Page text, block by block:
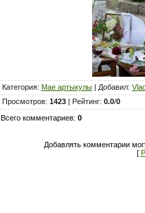
Категория: Мае артыкулы | Добавил:
Просмотров: 1423 | Рейтинг: 0.0/0
Всего комментариев: 0
Добавлять комментарии
[